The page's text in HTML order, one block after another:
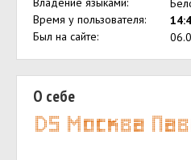
Время у пользователя:
Был на сайте:
О себе